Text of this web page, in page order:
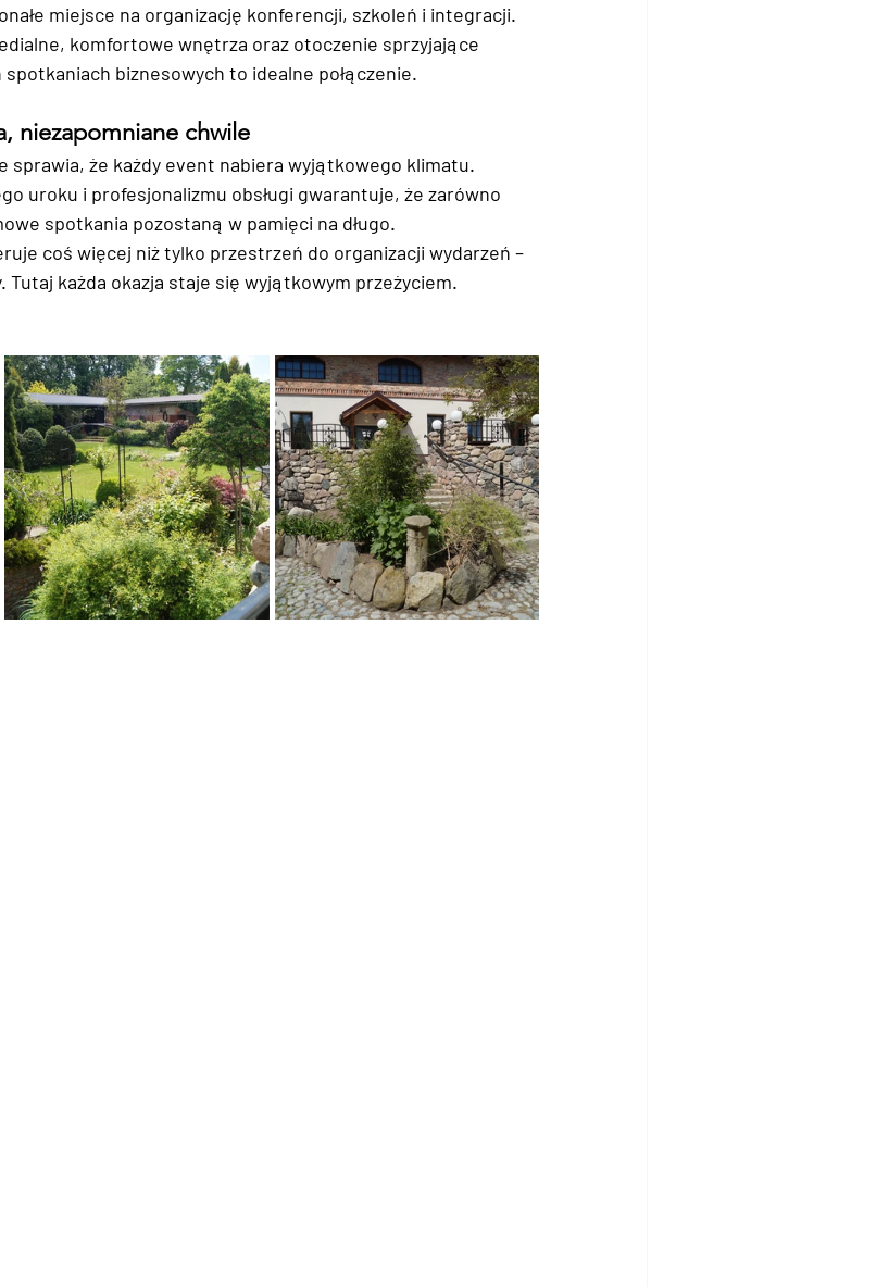
miejsce na organizację konferencji, szkoleń i integracji.
komfortowe wnętrza oraz otoczenie sprzyjające
biznesowych to idealne połączenie.
niezapomniane chwile
sprawia, że każdy event nabiera wyjątkowego klimatu.
uroku i profesjonalizmu obsługi gwarantuje, że zarówno
spotkania pozostaną w pamięci na długo.
coś więcej niż tylko przestrzeń do organizacji wydarzeń –
Tutaj każda okazja staje się wyjątkowym przeżyciem.